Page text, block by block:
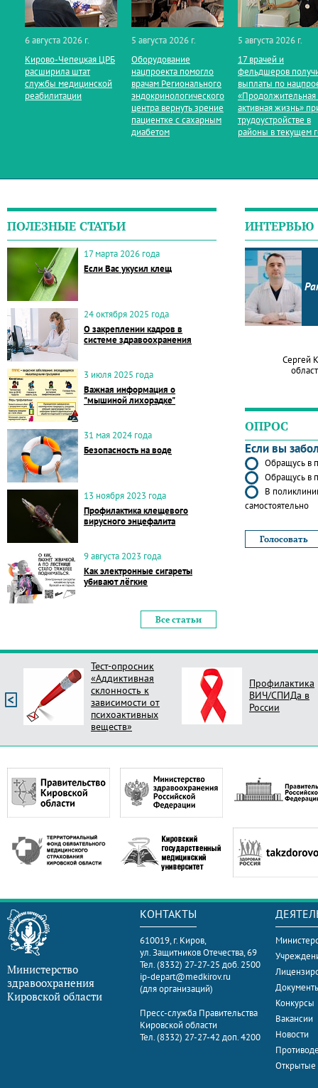
6 августа 2026 г.
Кирово‑Чепецкая ЦРБ
расширила штат
службы медицинской
реабилитации
5 августа 2026 г.
Оборудование
нацпроекта помогло
врачам Регионального
эндокринологического
центра вернуть зрение
пациентке с сахарным
диабетом
5 августа 2026 г.
17 врачей и
фельдшеров
выплаты по
«Продолжительная
активная жизнь»
трудоустройстве в
районы в текущем
ПОЛЕЗНЫЕ СТАТЬИ
17 марта 2026 года
Если Вас укусил клещ
24 октября 2025 года
О закреплении кадров в
системе здравоохранения
3 июля 2025 года
Важная информация о
"мышиной лихорадке"
31 мая 2024 года
Безопасность на воде
13 ноября 2023 года
Профилактика клещевого
вирусного энцефалита
9 августа 2023 года
Как электронные сигареты
убивают лёгкие
Все статьи
ИНТЕРВЬЮ
Сергей
ОПРОС
Если вы
Обращусь в
Обращусь в
В
самостоятельно
Тест-опросник
«Аддиктивная
склонность к
зависимости от
психоактивных
веществ»
Профилактика
ВИЧ/СПИДа в
России
Министерство
здравоохранения
Кировской области
КОНТАКТЫ
610019, г. Киров,
ул. Защитников Отечества, 69
Тел. (8332) 27-27-25 доб. 2500
ip-depart@medkirov.ru
(для организаций)
Пресс-служба Правительства
Кировской области
Тел. (8332) 27-27-42 доп. 4200
Конкурсы
Вакансии
Новости